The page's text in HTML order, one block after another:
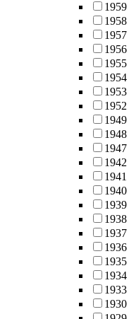
1959
1958
1957
1956
1955
1954
1953
1952
1949
1948
1947
1942
1941
1940
1939
1938
1937
1936
1935
1934
1933
1930